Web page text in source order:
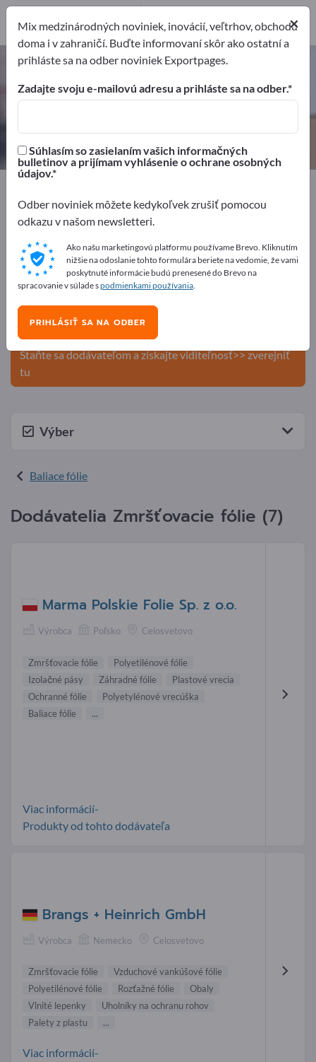
Zmršťovacie fólie – nájdite
výrobcov a dodávateľov
7
Zmršťovacie fólie
Inzerujte zadarmo na Exportpages!
Potreby – Ponuky – Použité tovary – Obchodné
kontakty >> začnite tu
Zverejnite svoju spoločnosť a svoje
produkty na Exportpages.
Staňte sa dodávateľom a získajte viditeľnosť>> zverejniť
tu
Výber
Baliace fólie
Dodávatelia Zmršťovacie fólie (7)
Marma Polskie Folie Sp. z o.o.
Výrobca Poľsko Celosvetovo
Zmršťovacie fólie
Polyetilénové fólie
Izolačné pásy
Záhradné fólie
Plastové vrecia
Ochranné fólie
Polyetylénové vrecúška
Baliace fólie
...
Viac informácií-
Produkty od tohto dodávateľa
Brangs + Heinrich GmbH
Výrobca Nemecko Celosvetovo
Zmršťovacie fólie
Vzduchové vankúšové fólie
Polyetilénové fólie
Rozťažné fólie
Obaly
Vlnité lepenky
Uholníky na ochranu rohov
Palety z plastu
...
Viac informácií-
×
Mix medzinárodných noviniek, inovácií, veľtrhov, obchodu
doma i v zahraničí. Buďte informovaní skôr ako ostatní a
prihláste sa na odber noviniek Exportpages.
Zadajte svoju e-mailovú adresu a prihláste sa na odber.
Súhlasím so zasielaním vašich informačných
bulletinov a prijímam vyhlásenie o ochrane osobných
údajov.
Odber noviniek môžete kedykoľvek zrušiť pomocou
odkazu v našom newsletteri.
Ako našu marketingovú platformu používame Brevo. Kliknutím
nižšie na odoslanie tohto formulára beriete na vedomie, že vami
poskytnuté informácie budú prenesené do Brevo na
spracovanie v súlade spodmienkami používania.
PRIHLÁSIŤ SA NA ODBER